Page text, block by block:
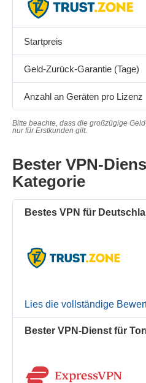
Startpreis
Geld-Zurück-Garantie (Tage)
Anzahl an Geräten pro Lizenz
Bitte beachte, dass die großzügige
nur für Erstkunden gilt.
Bester VPN-
Kategorie
Bestes VPN für
Lies die vollständige
Bester VPN-Dienst für